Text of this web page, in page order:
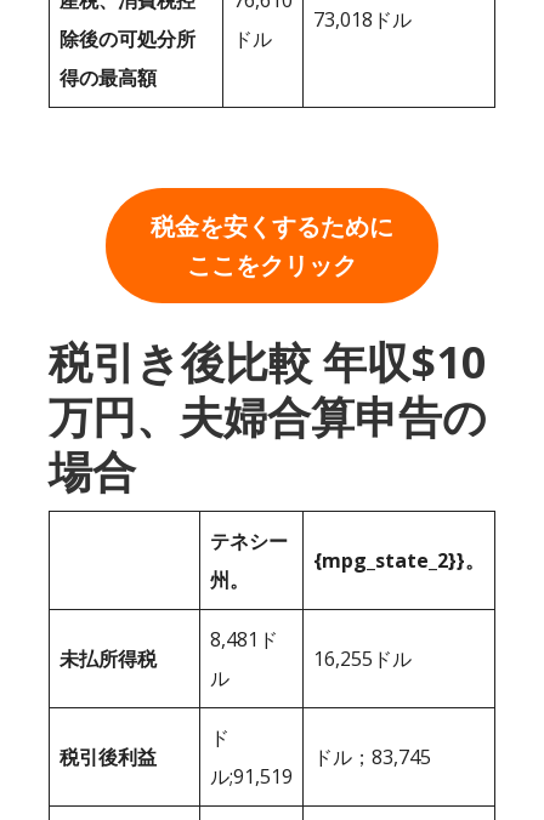
除後の可処分所
得の最高額
ドル
73,018ドル
税金を安くするために
ここをクリック
税引き後比較 年収$10
万円、夫婦合算申告の
場合
テネシー
州。
{mpg_state_2}}。
未払所得税
8,481ド
ル
16,255ドル
税引後利益
ド
ル;91,519
ドル；83,745